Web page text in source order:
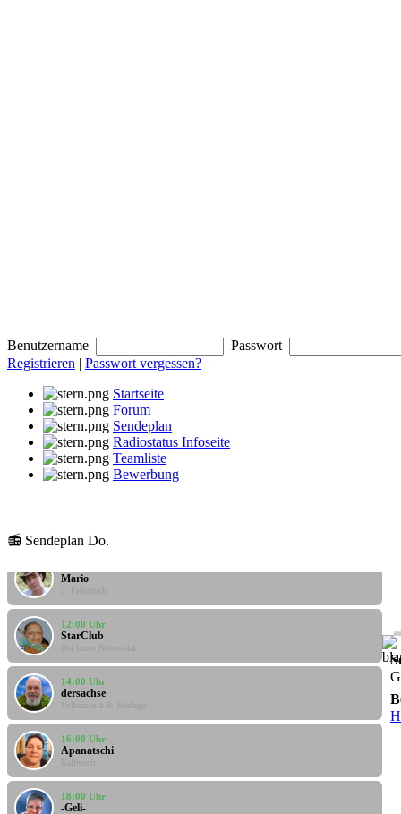
Benutzername
Passwort
Registrieren | Passwort vergessen?
Startseite
Forum
Sendeplan
Radiostatus Infoseite
Teamliste
Bewerbung
📻 Sendeplan Do.
2. Frühstück
12:00 Uhr
StarClub
Der bunte Notensalat
14:00 Uhr
dersachse
Volksmusik & Schlager
16:00 Uhr
Apanatschi
Kaffeezeit
18:00 Uhr
-Geli-
Dieses und Jenes - Zeit - Time